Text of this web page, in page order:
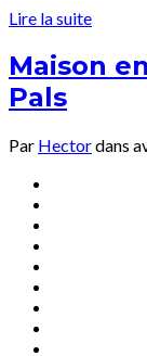
Lire la suite
Maison
Pals
Par Hectordans